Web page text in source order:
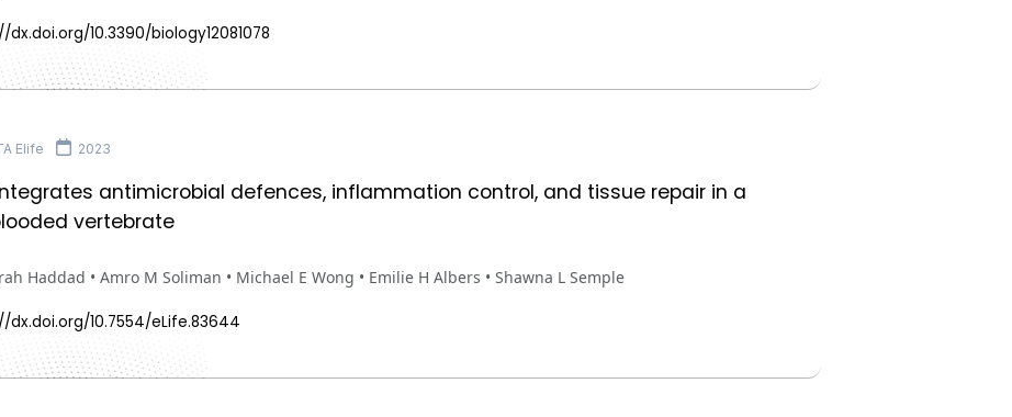
10.3390/biology12081078
Elife 2023
antimicrobial defences, inflammation control, and tissue repair in a
vertebrate
Haddad • Amro M Soliman • Michael E Wong • Emilie H Albers • Shawna L Semple
dx.doi.org/10.7554/eLife.83644